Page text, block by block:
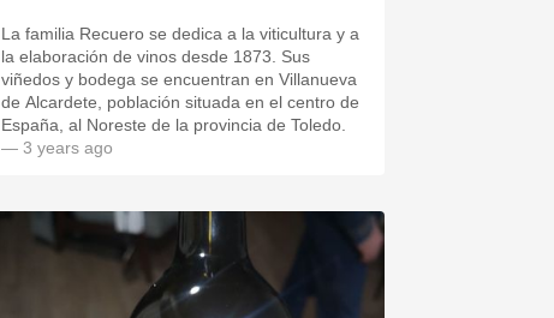
La familia Recuero se dedica a la viticultura y a
la elaboración de vinos desde 1873. Sus
viñedos y bodega se encuentran en Villanueva
de Alcardete, población situada en el centro de
España, al Noreste de la provincia de Toledo.
— 3 years ago